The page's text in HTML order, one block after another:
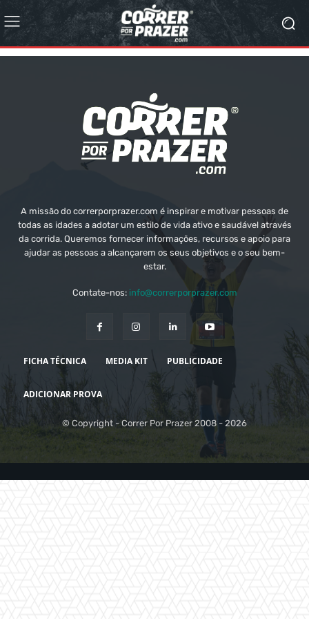
A missão do correrporprazer.com é inspirar e motivar pessoas de
todas as idades a adotar um estilo de vida ativo e saudável através
da corrida. Queremos fornecer informações, recursos e apoio para
ajudar as pessoas a alcançarem os seus objetivos e o seu bem-
estar.
Contate-nos: info@correrporprazer.com
FICHA TÉCNICA MEDIA KIT PUBLICIDADE
ADICIONAR PROVA
© Copyright - Correr Por Prazer 2008 - 2026